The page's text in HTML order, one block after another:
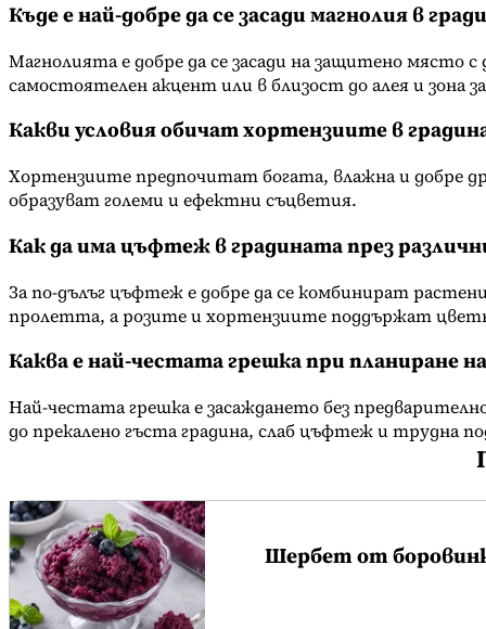
Къде е най-добре да се засади магнолия в
Магнолията е добре да се засади на защитено място
самостоятелен акцент или в близост до алея и зона
Какви условия обичат хортензиите в
Хортензиите предпочитат богата, влажна и добре
образуват големи и ефектни съцветия.
Как да има цъфтеж в градината през
За по-дълъг цъфтеж е добре да се комбинират
пролетта, а розите и хортензиите поддържат
Каква е най-честата грешка при планиране
Най-честата грешка е засаждането без
до прекалено гъста градина, слаб цъфтеж и трудна
Шербет от